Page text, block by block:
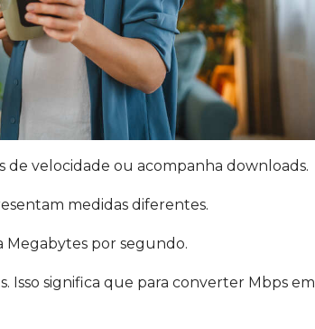
de velocidade ou acompanha downloads.
medidas diferentes.
Megabytes por segundo.
Isso significa que para converter Mbps em